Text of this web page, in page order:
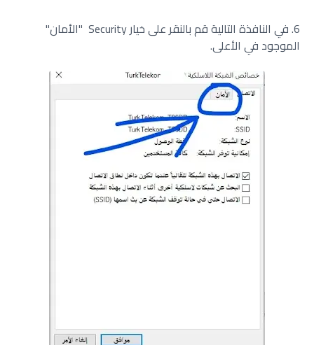
6. في النافذة التالية قم بالنقر على خيار Security "الأمان"
الموجود في الأعلى.